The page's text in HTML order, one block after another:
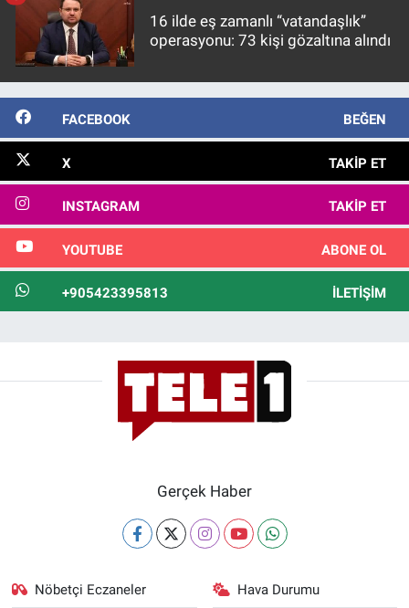
16 ilde eş zamanlı “vatandaşlık”
operasyonu: 73 kişi gözaltına alındı
FACEBOOK BEĞEN
X TAKIP ET
INSTAGRAM TAKIP ET
YOUTUBE ABONE OL
+905423395813 İLETIŞIM
Gerçek Haber
Nöbetçi Eczaneler Hava Durumu